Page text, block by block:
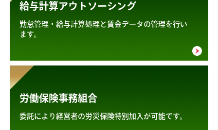
給与計算アウトソーシング
勤怠管理・給与計算処理と賃金データの管理を行い
ます。
労働保険事務組合
委託により経営者の労災保険特別加入が可能です。